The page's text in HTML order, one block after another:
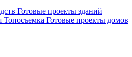
Готовые проекты зданий
Топосъемка Готовые проекты домов